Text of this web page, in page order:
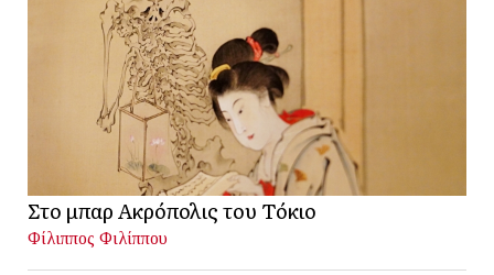
Στο μπαρ Ακρόπολις του Τόκιο
Φίλιππος Φιλίππου